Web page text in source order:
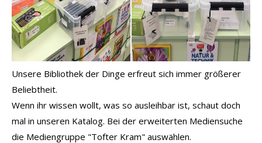
Unsere Bibliothek der Dinge erfreut sich immer größerer
Beliebtheit.
Wenn ihr wissen wollt, was so ausleihbar ist, schaut doch
mal in unseren Katalog. Bei der erweiterten Mediensuche
die Mediengruppe "Tofter Kram" auswählen.